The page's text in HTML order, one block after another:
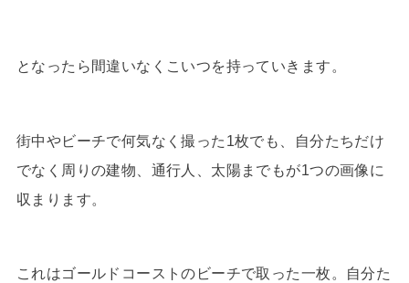
となったら間違いなくこいつを持っていきます。
街中やビーチで何気なく撮った1枚でも、自分たちだけ
でなく周りの建物、通行人、太陽までもが1つの画像に
収まります。
これはゴールドコーストのビーチで取った一枚。自分た